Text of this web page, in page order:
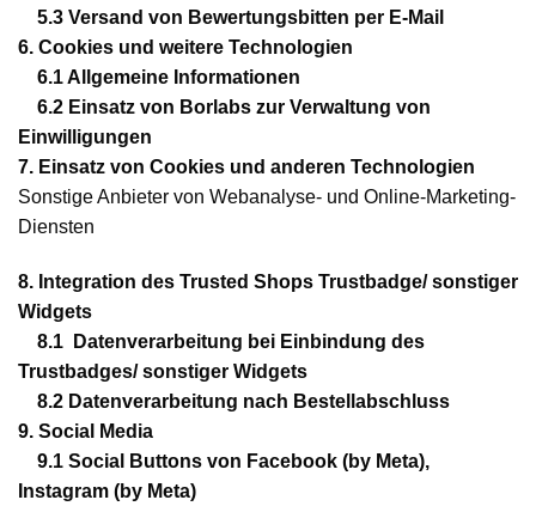
5.3 Versand von Bewertungsbitten per E-Mail
6. Cookies und weitere Technologien
6.1Allgemeine Informationen
6.2 Einsatz von Borlabs zur Verwaltung von
Einwilligungen
7. Einsatz von Cookies und anderen Technologien
Sonstige Anbieter von Webanalyse- und Online-Marketing-
Diensten
8. Integration des Trusted Shops Trustbadge/ sonstiger
Widgets
8.1
Datenverarbeitung bei Einbindung des
Trustbadges/ sonstiger Widgets
8.2 Datenverarbeitung nach Bestellabschluss
9. Social Media
9.1 Social Buttons von Facebook (by Meta),
Instagram (by Meta)